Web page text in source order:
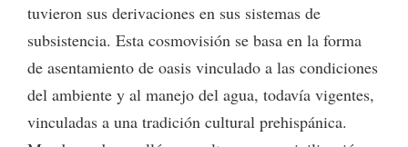
tuvieron sus derivaciones en sus sistemas de
subsistencia. Esta cosmovisión se basa en la forma
de asentamiento de oasis vinculado a las condiciones
del ambiente y al manejo del agua, todavía vigentes,
vinculadas a una tradición cultural prehispánica.